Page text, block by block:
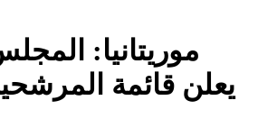
موريتانيا:
يعلن قائمة